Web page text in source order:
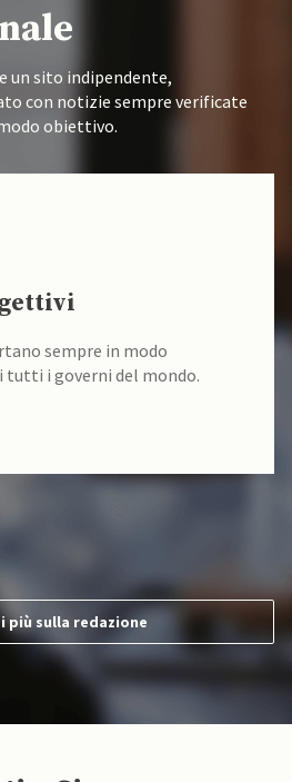
un sito indipendente,
con notizie sempre verificate
obiettivo.
sempre in modo
tutti i governi del mondo.
più sulla redazione